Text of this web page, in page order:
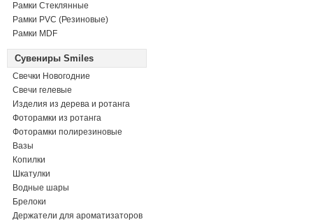
Рамки Стеклянные
Рамки PVC (Резиновые)
Рамки MDF
Сувениры Smiles
Свечки Новогодние
Свечи гелевые
Изделия из дерева и ротанга
Фоторамки из ротанга
Фоторамки полирезиновые
Вазы
Копилки
Шкатулки
Водные шары
Брелоки
Держатели для ароматизаторов